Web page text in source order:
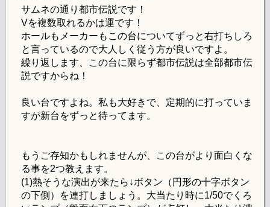
サムネの通り都市伝説です！
Vを複数取れるかは運です！
ホールもメーカーもこの台についてずっと右打ちしろ
と言っているので大人しく従う方が良いですよ。
繰り返します、この台に限らず都市伝説は全部都市伝
説ですからね！
良い台ですよね。私も大好きで、定期的に打っていま
すが新台をずっと待ってます。
もうご存知かもしれませんが、この台がより面白くな
る事を2つ教えます。
(1)熱そうな演出が来たら↓ボタン（円形の十字ボタン
の下側）を連打しましょう。大当たり時に1/50でくろ